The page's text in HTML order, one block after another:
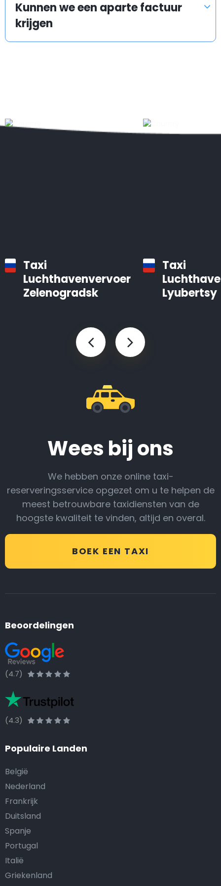
Kunnen we een aparte factuur
krijgen
Taxi
Luchthavenvervoer
Zelenogradsk
Taxi
Lyubertsy
Wees bij ons
We hebben onze online taxi-
reserveringsservice opgezet om u te helpen de
meest betrouwbare taxidiensten van de
hoogste kwaliteit te vinden, altijd en overal.
BOEK EEN TAXI
Beoordelingen
(4.7)
(4.3)
Populaire Landen
België
Nederland
Frankrijk
Duitsland
Spanje
Portugal
Italië
Griekenland